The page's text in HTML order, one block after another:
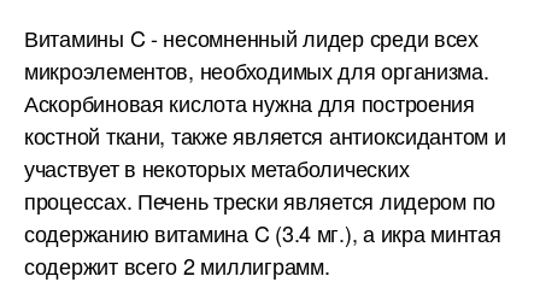
Витамины C - несомненный лидер среди всех
микроэлементов, необходимых для организма.
Аскорбиновая кислота нужна для построения
костной ткани, также является антиоксидантом и
участвует в некоторых метаболических
процессах. Печень трески является лидером по
содержанию витамина C (3.4 мг.), а икра минтая
содержит всего 2 миллиграмм.